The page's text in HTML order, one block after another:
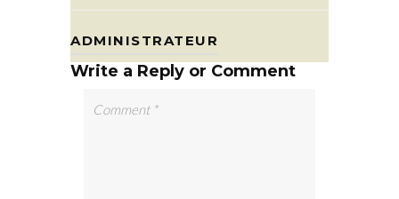
ADMINISTRATEUR
Write a Reply or Comment